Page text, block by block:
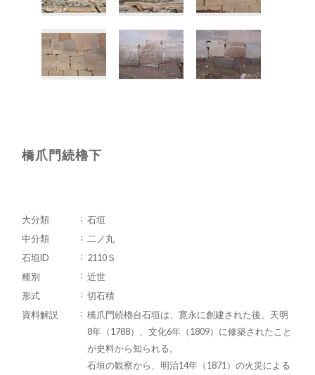
橋爪門続櫓下
大分類
石垣
中分類
二ノ丸
石垣ID
2110Ｓ
種別
近世
形式
切石積
資料解説
橋爪門続櫓台石垣は、寛永に創建された後、天明
8年（1788）、文化6年（1809）に修築されたこと
が史料から知られる。
石垣の観察から、明治14年（1871）の火災による